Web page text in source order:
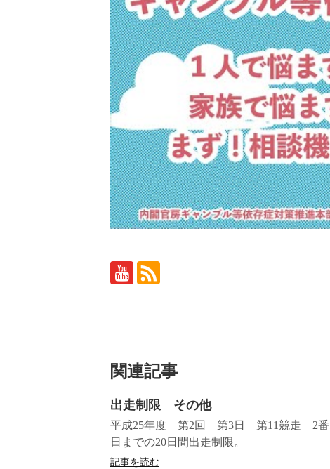
関連記事
出走制限 その他
平成25年度 第2回 第3日 第11競走 2番
日までの20日間出走制限。
記事を読む